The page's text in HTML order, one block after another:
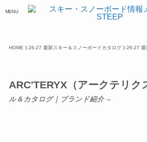
MENU
HOME 26-27 最新スキー＆スノーボードカタログ 26-27 最
ARC'TERYX（アークテリク
ル＆カタログ｜ブランド紹介 –